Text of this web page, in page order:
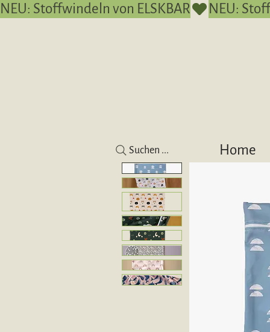
NEU: Stoffwindeln von ELSKBAR
Suchen ... Home